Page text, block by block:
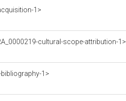
1>
cultural-scope-attribution-1>
1>